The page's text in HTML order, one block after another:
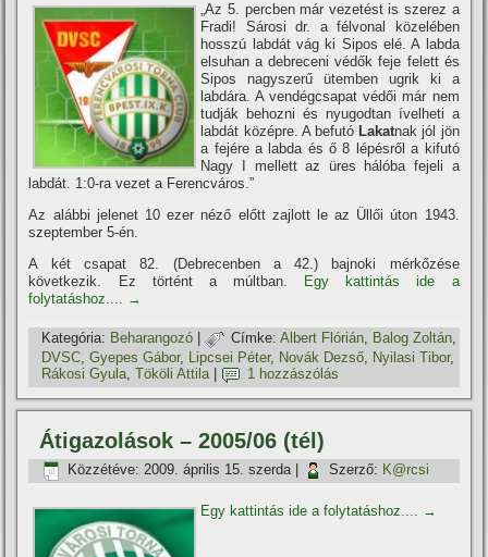
„Az 5. percben már vezetést is szerez a
Fradi! Sárosi dr. a félvonal közelében
hosszú labdát vág ki Sipos elé. A labda
elsuhan a debreceni védők feje felett és
Sipos nagyszerű ütemben ugrik ki a
labdára. A vendégcsapat védői már nem
tudják behozni és nyugodtan í­velheti a
labdát középre. A befutó Lakatnak jól jön
a fejére a labda és ő 8 lépésről a kifutó
Nagy I mellett az üres hálóba fejeli a
labdát. 1:0-ra vezet a Ferencváros.”
Az alábbi jelenet 10 ezer néző előtt zajlott le az Üllői úton 1943.
szeptember 5-én.
A két csapat 82. (Debrecenben a 42.) bajnoki mérkőzése
következik. Ez történt a múltban.
Egy kattintás ide a
folytatáshoz.... →
Kategória: Beharangozó | Címke: Albert Flórián, Balog Zoltán,
DVSC,Gyepes Gábor, Lipcsei Péter, Novák Dezső, Nyilasi Tibor,
Rákosi Gyula,Tököli Attila| 1 hozzászólás
Átigazolások – 2005/06 (tél)
Közzétéve: 2009. április 15. szerda| Szerző: K@rcsi
Egy kattintás ide a folytatáshoz.... →